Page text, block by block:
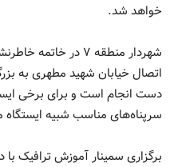
خواهد شد.
شهردار منطقه ۷ در
اتصال خیابان شهید مطهری به
دست انجام است و برای برخی
سرپناه‌های مناسب شبیه
برگزاری سمینار آموزش ترافیک